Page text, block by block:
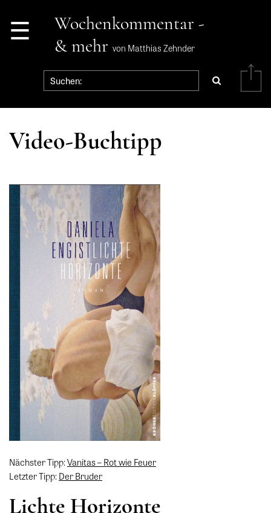
☰
Wochenkommentar -
& mehr von Matthias Zehnder
Video-Buchtipp
Nächster Tipp:Vanitas – Rot wie Feuer
Letzter Tipp: Der Bruder
Lichte Horizonte